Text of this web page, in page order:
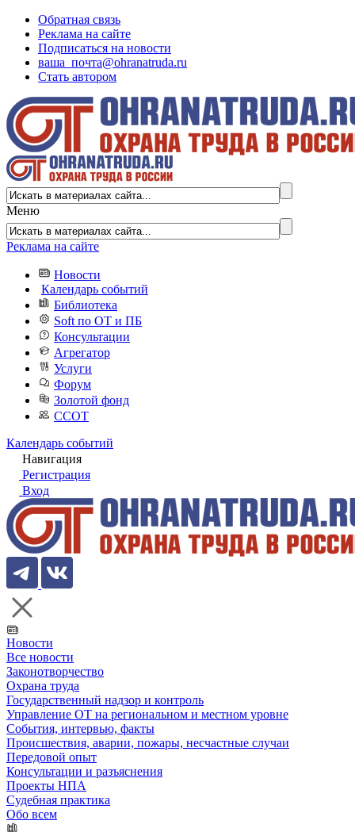
Обратная связь
Реклама на сайте
Подписаться на новости
ваша_почта@ohranatruda.ru
Стать автором
Меню
Реклама на сайте
Новости
Календарь событий
Библиотека
Soft по ОТ и ПБ
Консультации
Агрегатор
Услуги
Форум
Золотой фонд
ССОТ
Календарь событий
Навигация
Регистрация
Вход
Новости
Все новости
Законотворчество
Охрана труда
Государственный надзор и контроль
Управление ОТ на региональном и местном уровне
События, интервью, факты
Происшествия, аварии, пожары, несчастные случаи
Передовой опыт
Консультации и разъяснения
Проекты НПА
Судебная практика
Обо всем